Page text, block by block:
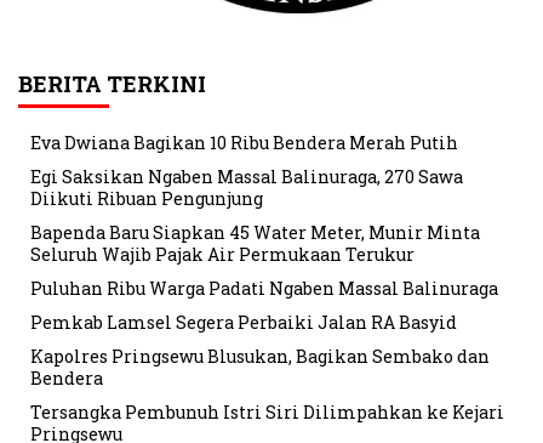
BERITA TERKINI
Eva Dwiana Bagikan 10 Ribu Bendera Merah Putih
Egi Saksikan Ngaben Massal Balinuraga, 270 Sawa
Diikuti Ribuan Pengunjung
Bapenda Baru Siapkan 45 Water Meter, Munir Minta
Seluruh Wajib Pajak Air Permukaan Terukur
Puluhan Ribu Warga Padati Ngaben Massal Balinuraga
Pemkab Lamsel Segera Perbaiki Jalan RA Basyid
Kapolres Pringsewu Blusukan, Bagikan Sembako dan
Bendera
Tersangka Pembunuh Istri Siri Dilimpahkan ke Kejari
Pringsewu